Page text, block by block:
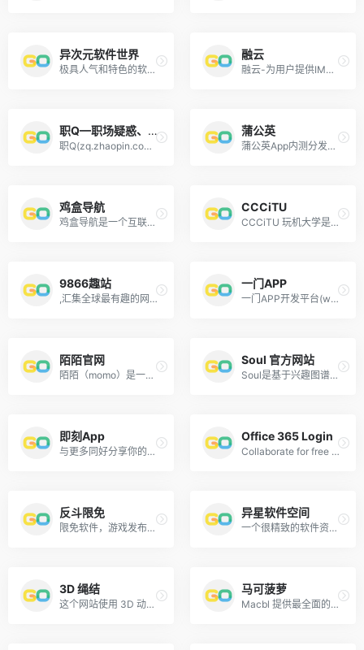
异次元软件世界
极具人气和特色的软件网站！专注于推荐优秀软件、APP应用和互联网资源，每篇图文评测都极其用心，并提供大量软件资源下载。
融云
融云-为用户提供IM即时通讯和实时音视频通信云服务
职Q—职场疑惑、上（职Q）专业解答
职Q(zq.zhaopin.com)是智联招聘旗下专业的招聘求职社交问答平台，覆盖了求职、招聘、职业规划、升职加薪、面试技巧、工作经验分享等热门话 题，涉及各种行业职场问题，2.6亿用户的职场社区
蒲公英
蒲公英App内测分发托管平台(pgyer.com)提供免费的应用托管、苹果iOS、安卓Android应用的内测分发服务，支持游戏App分发公测。永久免费，不限分发次数。蒲公英内测分发支持功能完善的版本更新提示、用户反馈、二维码生成、二维码合并、日志分析、统计图表、UDID获取等一系列功能，帮助App用户以扫描二维码的方式快速安装App
鸡盒导航
鸡盒导航是一个互联网内容的资源分享导航平台，每天分享精美图片，热门游戏，实用网址，搞笑段子，热点资讯。
CCCiTU
CCCiTU 玩机大学是一个分享网络、科技和数码产品相关玩机经验的地方，玩机大学 CCCiTU 是一个发现有趣实用的电脑软件/手机APP，并整理使用教程和技巧的网站，玩机大学 CCCiTU 只产出原创干货！
9866趣站
,汇集全球最有趣的网站,最好玩的网站,最有意思的网站,Web2.0服务,新奇的在线应用,最新的移动互联网应用,最有意思的小程序,最好看的抖音短视频帐号！
一门APP
一门APP开发平台(www.yimenapp.com)致力于H5混合APP制作框架领域的前沿探索，专注轻便的应用开发解决方案，提供基于HTML前端页面在各种应用层级的端延展，包括安卓端，IOS端，windows端，MAC端，以及各种TV和物联网端的跨平台APP开发工具。
陌陌官网
陌陌（momo）是一款基于地理位置的移动社交工具，你可以通过陌陌认识周围任意范围内的陌生人，查看TA的个人信息和位置，并同TA聊天互动。通过陌陌，你可以非常及时的将网络关系转换为线下的真实关系。
Soul 官方网站
Soul是基于兴趣图谱和游戏化玩法的产品设计，属于新一代年轻人的虚拟社交网络。成立于2016年，Soul 致力于打造一个“年轻人的社交元宇宙”，最终愿景是“让天下没有孤独的人”。在Soul，用户可以无顾虑地表达自己，认知他人，探索世界，交流兴趣和观点，获得精神共鸣和认同感, 在交流中获取信息，并获得有质量的新关系。
即刻App
与更多同好分享你的见闻与感受，每一个独到的声音，都值得被更多人倾听。在即刻，你可以发表动态，在圈子中分享观点与见闻，并更深度地参与内容分享。即刻是 Apple Watch 上最有用的应用之一。
Office 365 Login
Collaborate for free with online versions of Microsoft Word, PowerPoint, Excel, and OneNote. Save documents, workbooks, and presentations online, in OneDrive. Share them with others and work together at the same time.
反斗限免
限免软件，游戏发布平台
异星软件空间
一个很精致的软件资源网站
3D 绳结
这个网站使用 3D 动画，一步步演示如何打各种绳结
马可菠萝
Macbl 提供最全面的Mac软件免费下载，分享最新的Mac游戏、图形设计软件、行业软件、开发工具、媒体工具、网络工具、系统工具等，为你搭建最专业的苹果软件免费下载平台。